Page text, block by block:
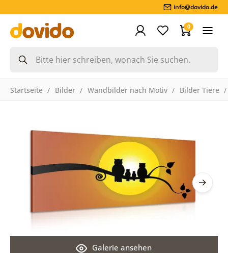
info@dovido.de
0
Startseite Bilder Wandbilder nach Motiv Bilder Tiere
Galerie ansehen